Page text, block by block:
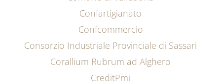
Confartigianato
Confcommercio
Consorzio Industriale Provinciale di Sassari
Corallium Rubrum ad Alghero
CreditPmi